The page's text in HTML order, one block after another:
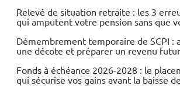
Relevé de situation retraite : les 3
qui amputent votre pension sans que
Démembrement temporaire de SCPI :
une décote et préparer un revenu futur
Fonds à échéance 2026-2028 : le
qui sécurise vos gains avant la baisse